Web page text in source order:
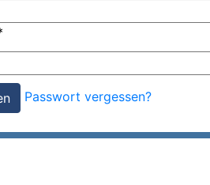
Passwort vergessen?